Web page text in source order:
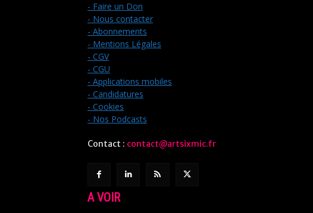
- Faire un Don
- Nous contacter
- Abonnements
- Mentions Légales
- CGV
- CGU
- Applications mobiles
- Candidatures
- Cookies
- Nos Podcasts
Contact : contact@artsixmic.fr
A VOIR